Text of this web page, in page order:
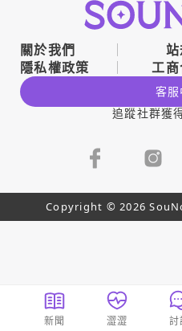
關於我們
隱私權政策
工
客
追蹤社群獲
Copyright © 2026
新聞 澀澀 討